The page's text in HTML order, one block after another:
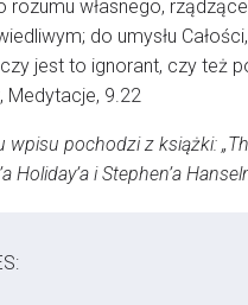
rozumu własnego,
do umysłu
jest to ignorant, czy też
Medytacje, 9.22
wpisu pochodzi z książki:
Holiday’a i Stephen’a